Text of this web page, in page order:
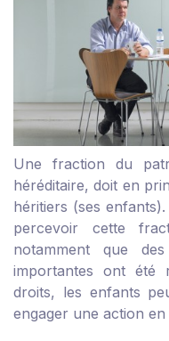
Une fraction du
héréditaire, doit en
héritiers (ses
percevoir cette
notamment que
importantes ont été
droits, les enfants
engager une action